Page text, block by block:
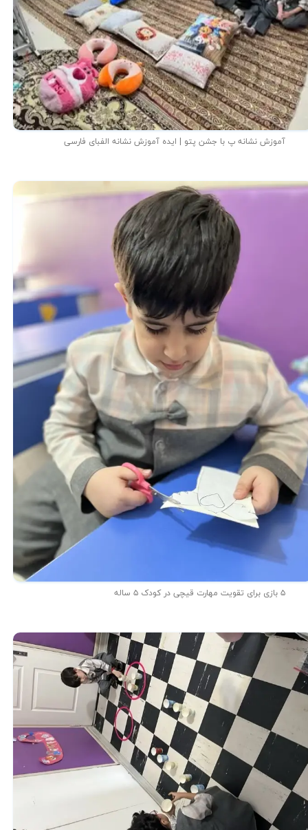
آموزش نشانه پ با جشن پتو | ایده آموزش نشانه الفبای فارسی
۵ بازی برای تقویت مهارت قیچی در کودک ۵ ساله